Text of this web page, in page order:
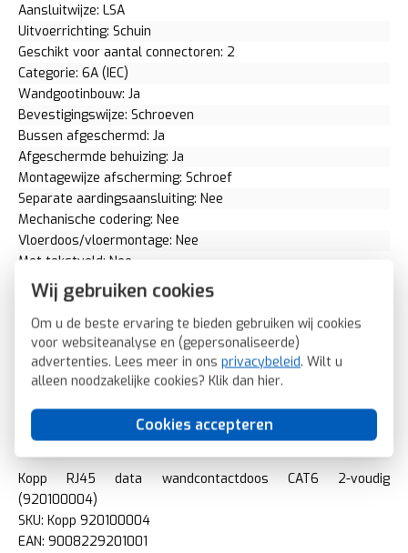
Wij gebruiken cookies
Om u de beste ervaring te bieden gebruiken wij cookies
voor websiteanalyse en (gepersonaliseerde)
advertenties. Lees meer in ons privacybeleid. Wilt u
alleen noodzakelijke cookies? Klik dan hier.
Cookies accepteren
Aansluitwijze: LSA
Uitvoerrichting: Schuin
Geschikt voor aantal connectoren: 2
Categorie: 6A (IEC)
Wandgootinbouw: Ja
Bevestigingswijze: Schroeven
Bussen afgeschermd: Ja
Afgeschermde behuizing: Ja
Montagewijze afscherming: Schroef
Separate aardingsaansluiting: Nee
Mechanische codering: Nee
Vloerdoos/vloermontage: Nee
Met tekstveld: Nee
Inbouw (stucwerk): Ja
Opbouw (stucwerk): Nee
Met stofbescherming: Nee
Compatible met afdekramen van derden: Ja
Incl. connectoren: Nee
Beschermingsgraad (IP): IP20
Inbouwmontage (stucwerk): Ja
Kopp RJ45 data wandcontactdoos CAT6 2-voudig
(920100004)
SKU: Kopp 920100004
EAN: 9008229201001